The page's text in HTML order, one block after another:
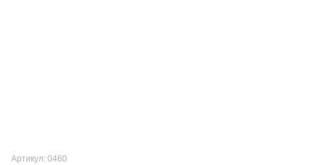
Артикул: 0460